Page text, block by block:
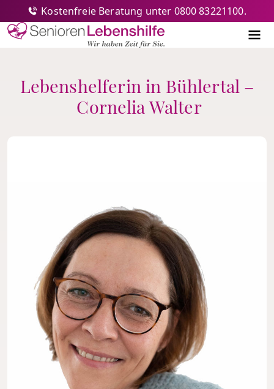
Senioren-Lebenshilfe
Kostenfreie Beratung unter 0800 83221100.
Lebenshelferin in Bühlertal –
Cornelia Walter